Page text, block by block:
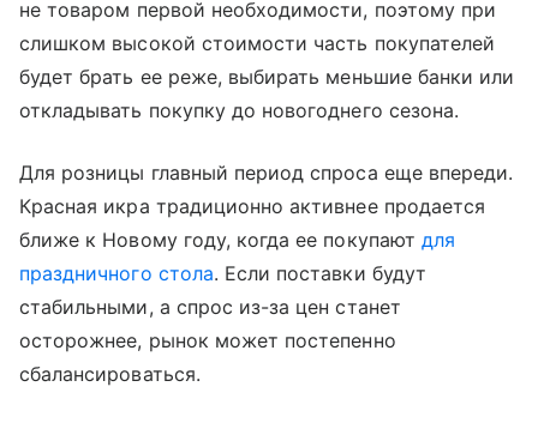
не товаром первой необходимости, поэтому при
слишком высокой стоимости часть покупателей
будет брать ее реже, выбирать меньшие банки или
откладывать покупку до новогоднего сезона.
Для розницы главный период спроса еще впереди.
Красная икра традиционно активнее продается
ближе к Новому году, когда ее покупают для
праздничного стола. Если поставки будут
стабильными, а спрос из-за цен станет
осторожнее, рынок может постепенно
сбалансироваться.